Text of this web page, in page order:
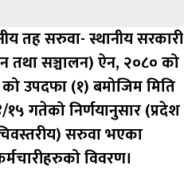
तह सरुवा- स्थानीय सरकारी
तथा सञ्चालन) ऐन, २०८० को
उपदफा (१) बमोजिम मिति
गतेको निर्णयानुसार (प्रदेश
सरुवा भएका
विवरण।